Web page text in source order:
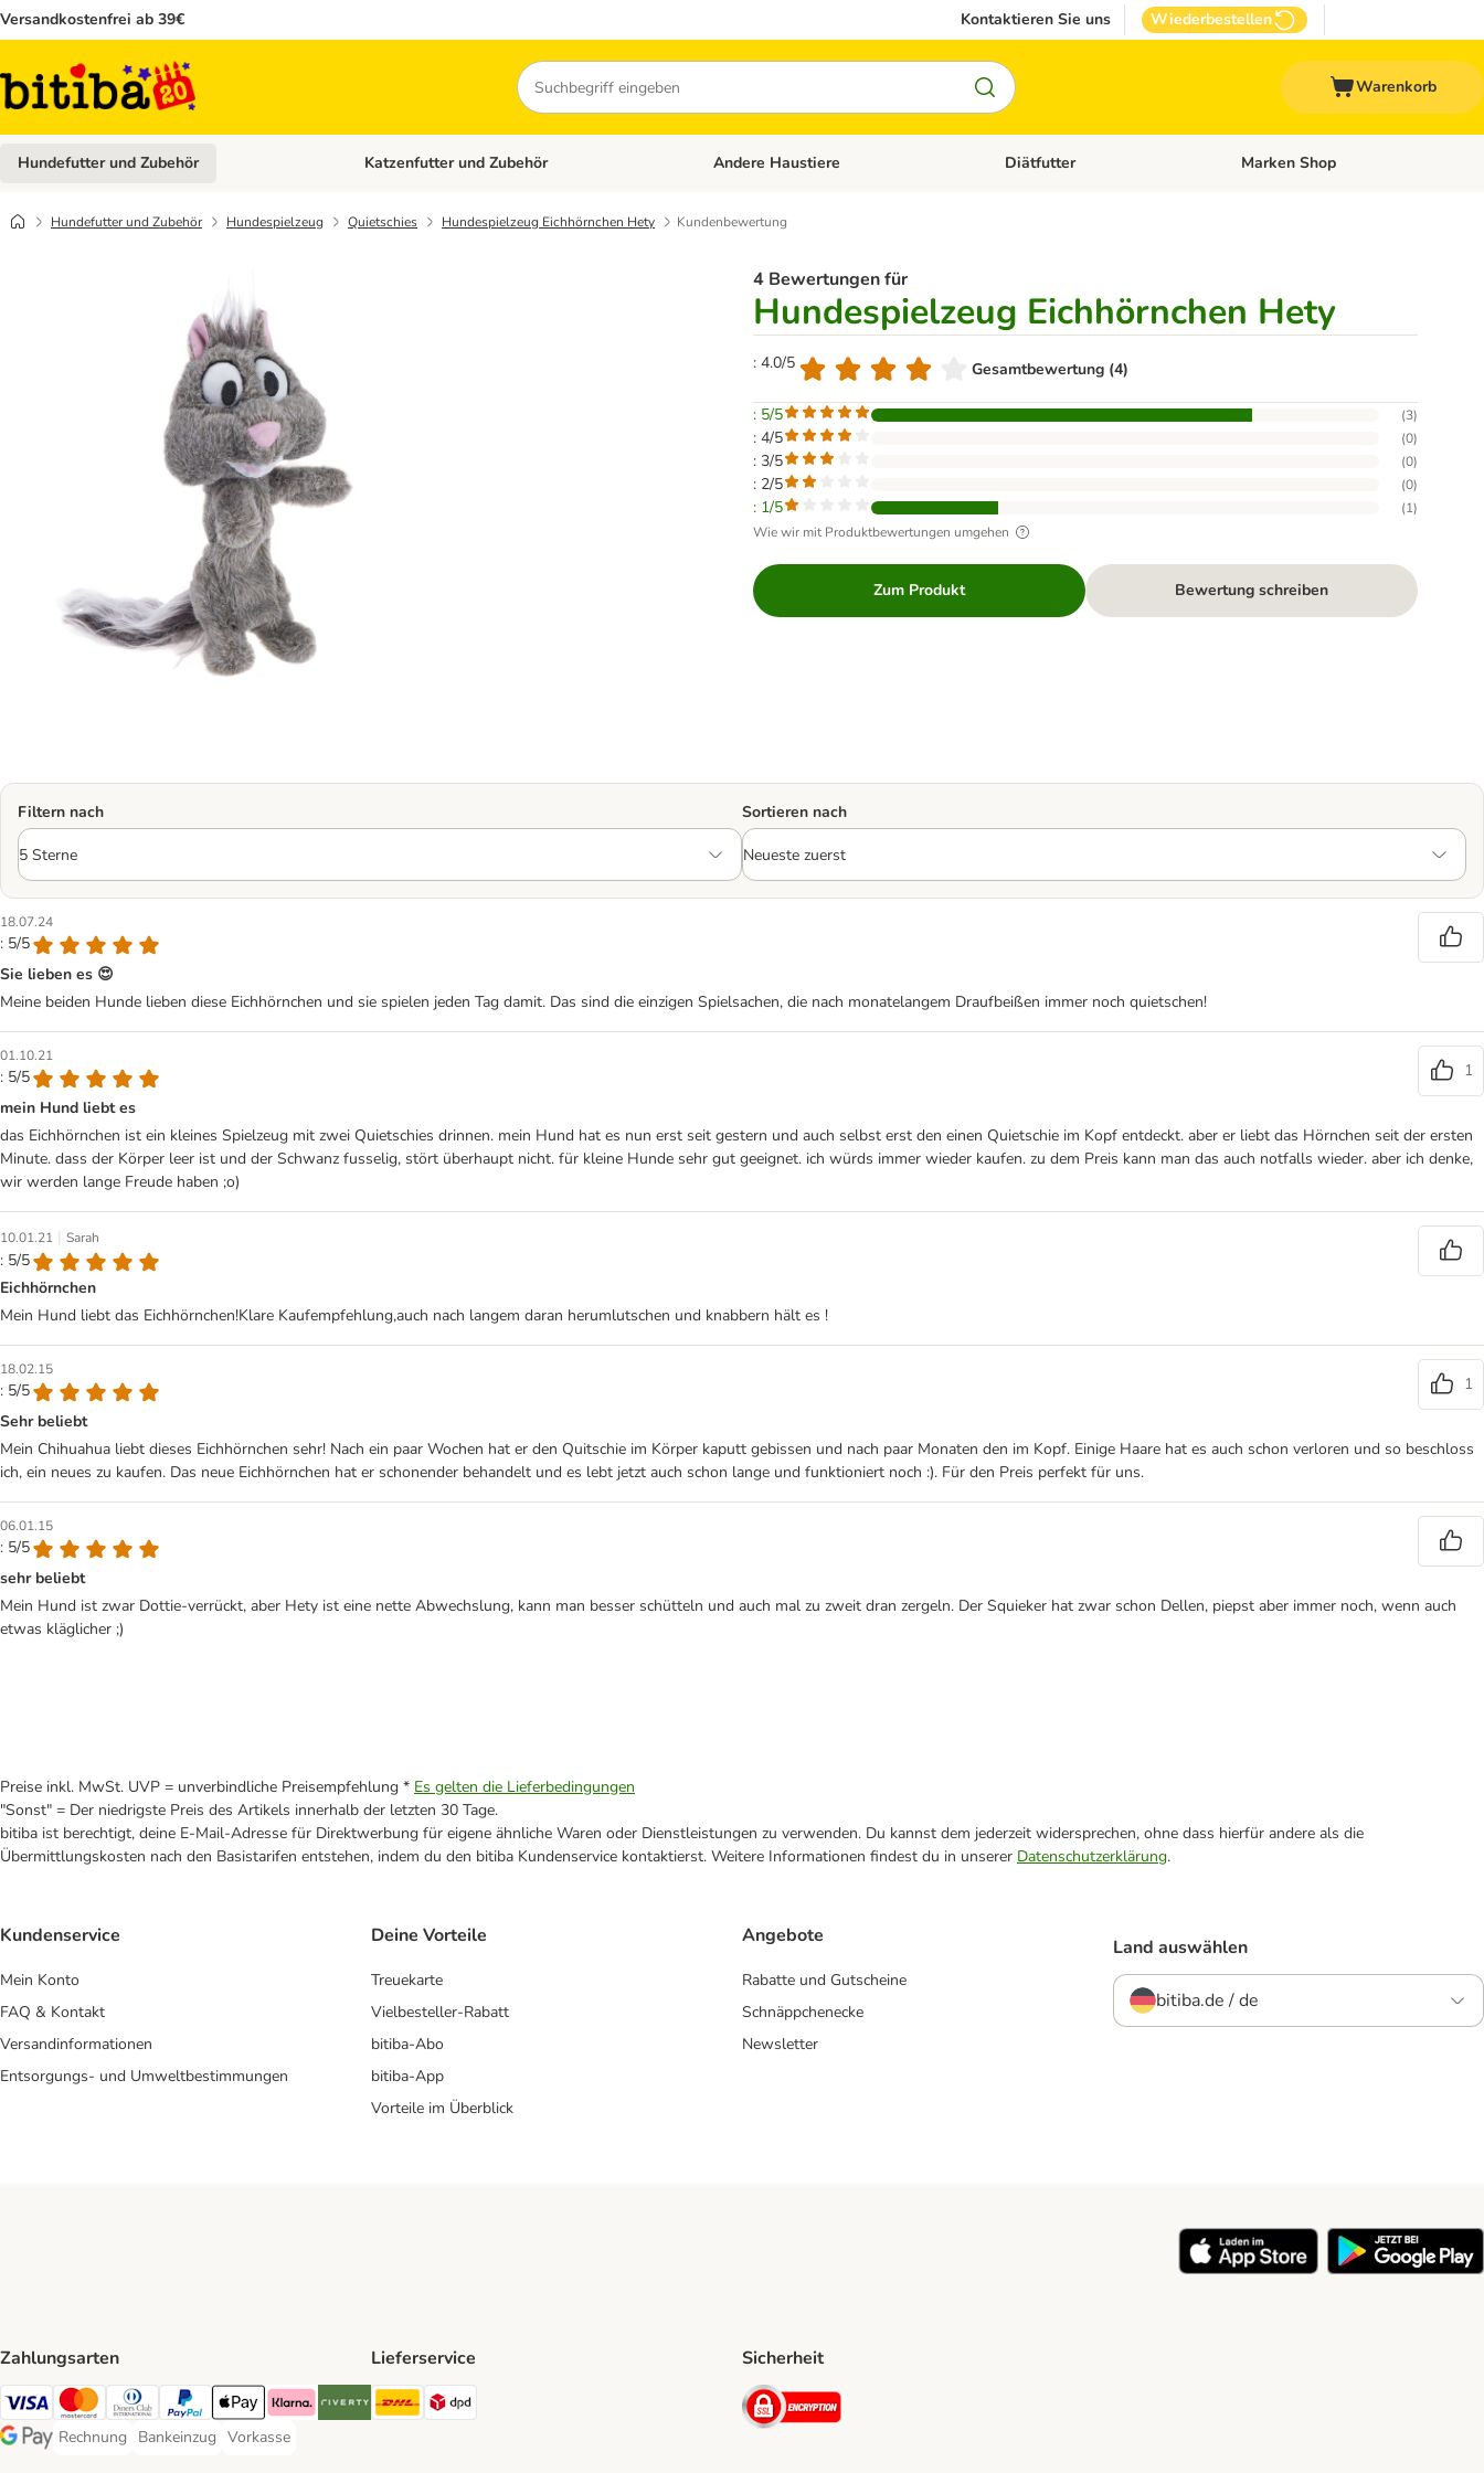
Versandkostenfrei ab 39€ Kontaktieren Sie uns Wiederbestellen
Suchen
Warenkorb
Hundefutter und Zubehör Kategorie-Menü öffnen: Hundefutter und Zubehör
Katzenfutter und Zubehör Kategorie-Menü öffnen: Katzenfutter und Zubehör
Andere Haustiere Kategorie-Menü öffnen: Andere Haustiere
Diätfutter Kategorie-Menü öffnen: Diätfutter
Marken Shop
Hundefutter und Zubehör Hundespielzeug Quietschies Hundespielzeug Eichhörnchen Hety Kundenbewertung
4 Bewertungen für
Hundespielzeug Eichhörnchen Hety
: 4.0/5 Gesamtbewertung (4)
: 5/5 (3)
: 4/5 (0)
: 3/5 (0)
: 2/5 (0)
: 1/5 (1)
Wie wir mit Produktbewertungen umgehen
Zum Produkt Bewertung schreiben
Filtern nach Sortieren nach
18.07.24
: 5/5
Sie lieben es 😍
Meine beiden Hunde lieben diese Eichhörnchen und sie spielen jeden Tag damit. Das sind die einzigen Spielsachen, die nach monatelangem Draufbeißen immer noch quietschen!
01.10.21
: 5/5
1
mein Hund liebt es
das Eichhörnchen ist ein kleines Spielzeug mit zwei Quietschies drinnen. mein Hund hat es nun erst seit gestern und auch selbst erst den einen Quietschie im Kopf entdeckt. aber er liebt das Hörnchen seit der ersten
Minute. dass der Körper leer ist und der Schwanz fusselig, stört überhaupt nicht. für kleine Hunde sehr gut geeignet. ich würds immer wieder kaufen. zu dem Preis kann man das auch notfalls wieder. aber ich denke,
wir werden lange Freude haben ;o)
10.01.21 | Sarah
: 5/5
Eichhörnchen
Mein Hund liebt das Eichhörnchen!Klare Kaufempfehlung,auch nach langem daran herumlutschen und knabbern hält es !
18.02.15
: 5/5
1
Sehr beliebt
Mein Chihuahua liebt dieses Eichhörnchen sehr! Nach ein paar Wochen hat er den Quitschie im Körper kaputt gebissen und nach paar Monaten den im Kopf. Einige Haare hat es auch schon verloren und so beschloss
ich, ein neues zu kaufen. Das neue Eichhörnchen hat er schonender behandelt und es lebt jetzt auch schon lange und funktioniert noch :). Für den Preis perfekt für uns.
06.01.15
: 5/5
sehr beliebt
Mein Hund ist zwar Dottie-verrückt, aber Hety ist eine nette Abwechslung, kann man besser schütteln und auch mal zu zweit dran zergeln. Der Squieker hat zwar schon Dellen, piepst aber immer noch, wenn auch
etwas kläglicher ;)
Preise inkl. MwSt. UVP = unverbindliche Preisempfehlung * Es gelten die Lieferbedingungen
"Sonst" = Der niedrigste Preis des Artikels innerhalb der letzten 30 Tage.
bitiba ist berechtigt, deine E-Mail-Adresse für Direktwerbung für eigene ähnliche Waren oder Dienstleistungen zu verwenden. Du kannst dem jederzeit widersprechen, ohne dass hierfür andere als die
Übermittlungskosten nach den Basistarifen entstehen, indem du den bitiba Kundenservice kontaktierst. Weitere Informationen findest du in unserer Datenschutzerklärung.
Kundenservice
Mein Konto
FAQ & Kontakt
Versandinformationen
Entsorgungs- und Umweltbestimmungen
Deine Vorteile
Treuekarte
Vielbesteller-Rabatt
bitiba-Abo
bitiba-App
Vorteile im Überblick
Angebote
Rabatte und Gutscheine
Schnäppchenecke
Newsletter
Land auswählen
bitiba.de / de
Zahlungsarten
Visa Payment Method
Mastercard Payment Method
Diners Club Payment Method
PayPal Payment Method
Apple Pay Payment Method
Klarna Payment Method
Riverty Payment Method
Google Pay Payment Method
Rechnung
Rechnung Payment Method
Bankeinzug
Bankeinzug Payment Method
Vorkasse
Vorkasse Payment Method
Lieferservice
DHL Shipping Method
Sicherheit
Security